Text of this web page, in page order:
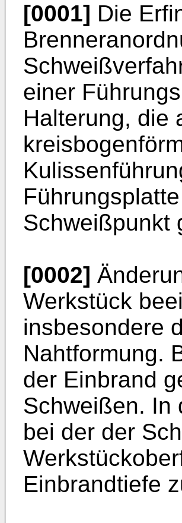
[0001] Die
einer
Halterung, die
Schweißpunkt
[0002]
Werkstück
insbesondere
Nahtformung.
der Einbrand
Schweißen. In
bei der der
Einbrandtiefe